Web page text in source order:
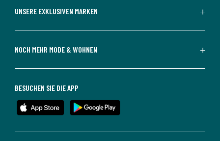
UNSERE EXKLUSIVEN MARKEN
NOCH MEHR MODE & WOHNEN
BESUCHEN SIE DIE APP